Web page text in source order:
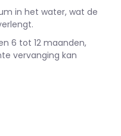
in het water, wat de
6 tot 12 maanden,
vervanging kan